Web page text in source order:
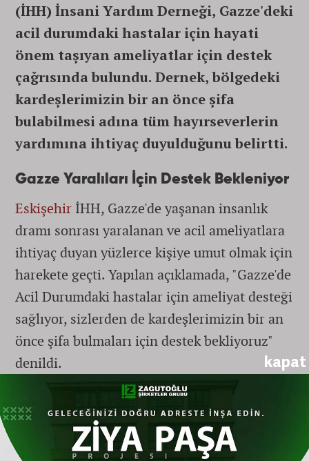
kapat
(İHH) İnsani Yardım Derneği, Gazze'deki
acil durumdaki hastalar için hayati
önem taşıyan ameliyatlar için destek
çağrısında bulundu. Dernek, bölgedeki
kardeşlerimizin bir an önce şifa
bulabilmesi adına tüm hayırseverlerin
yardımına ihtiyaç duyulduğunu belirtti.
Gazze Yaralıları İçin Destek Bekleniyor
Eskişehir İHH, Gazze'de yaşanan insanlık
dramı sonrası yaralanan ve acil ameliyatlara
ihtiyaç duyan yüzlerce kişiye umut olmak için
harekete geçti. Yapılan açıklamada, "Gazze'de
Acil Durumdaki hastalar için ameliyat desteği
sağlıyor, sizlerden de kardeşlerimizin bir an
önce şifa bulmaları için destek bekliyoruz"
denildi.
Nasıl Destek Olabilirsiniz?
Gazze'deki yaralılara şifa olmak ve ameliyat
masraflarına katkıda bulunmak isteyenler